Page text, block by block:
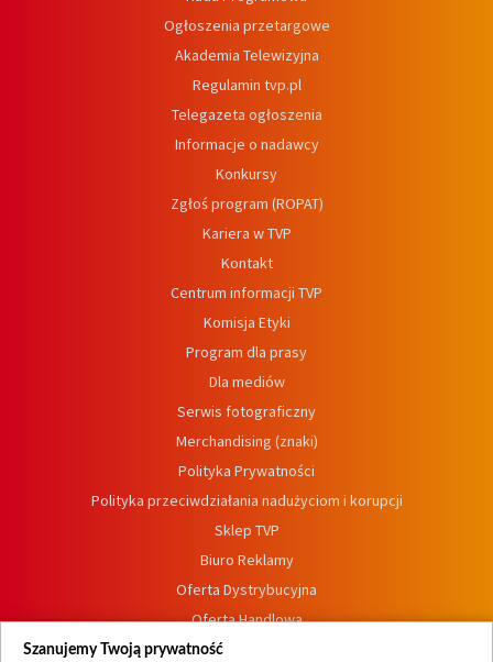
Ogłoszenia przetargowe
Akademia Telewizyjna
Regulamin tvp.pl
Telegazeta ogłoszenia
Informacje o nadawcy
Konkursy
Zgłoś program (ROPAT)
Kariera w TVP
Kontakt
Centrum informacji TVP
Komisja Etyki
Program dla prasy
Dla mediów
Serwis fotograficzny
Merchandising (znaki)
Polityka Prywatności
Polityka przeciwdziałania nadużyciom i korupcji
Sklep TVP
Biuro Reklamy
Oferta Dystrybucyjna
Oferta Handlowa
Dostępność
Szanujemy Twoją prywatność